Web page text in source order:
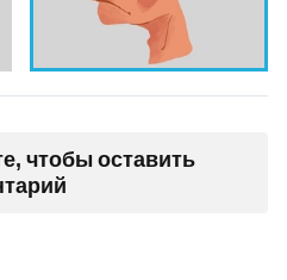
чтобы оставить